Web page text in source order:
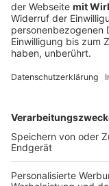
prime Video),
IRISHMAN
Anzeige
Wir